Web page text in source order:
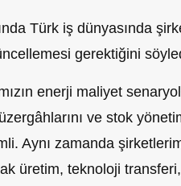
Türk iş dünyasında
gerektiğini
enerji maliyet
ve stok
Aynı zamanda
üretim, teknoloji